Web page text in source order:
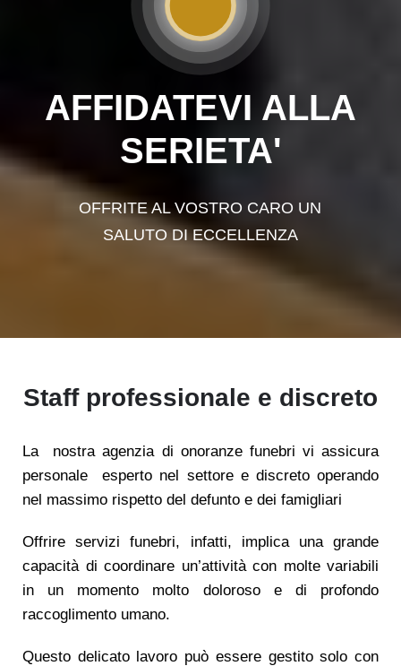
AFFIDATEVI ALLA
SERIETA'
OFFRITE AL VOSTRO CARO UN
SALUTO DI ECCELLENZA
Staff professionale e discreto
La nostra agenzia di onoranze funebri vi assicura
personale esperto nel settore e discreto operando
nel massimo rispetto del defunto e dei famigliari
Offrire servizi funebri, infatti, implica una grande
capacità di coordinare un’attività con molte variabili
in un momento molto doloroso e di profondo
raccoglimento umano.
Questo delicato lavoro può essere gestito solo con